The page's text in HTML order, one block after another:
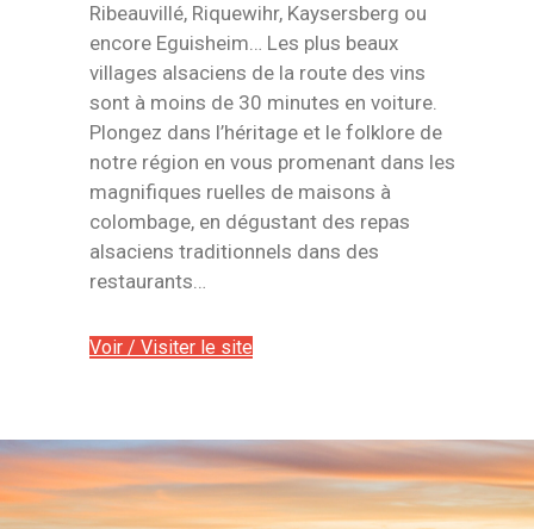
Ribeauvillé, Riquewihr, Kaysersberg ou
encore Eguisheim… Les plus beaux
villages alsaciens de la route des vins
sont à moins de 30 minutes en voiture.
Plongez dans l’héritage et le folklore de
notre région en vous promenant dans les
magnifiques ruelles de maisons à
colombage, en dégustant des repas
alsaciens traditionnels dans des
restaurants…
Voir / Visiter le site